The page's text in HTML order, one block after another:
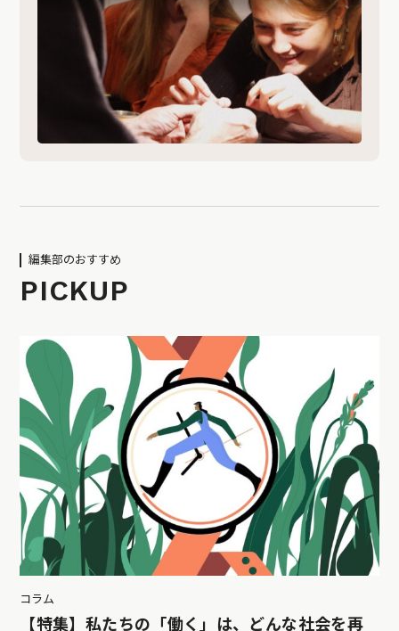
編集部のおすすめ
PICKUP
コラム
【特集】私たちの「働く」は、どんな社会を再